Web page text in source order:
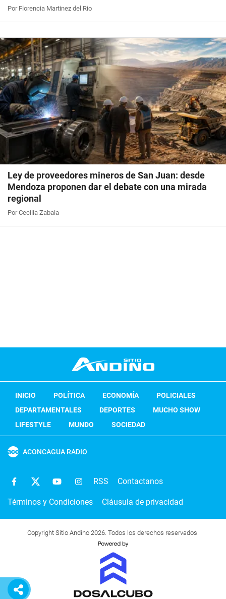
Por Florencia Martinez del Rio
Ley de proveedores mineros de San Juan: desde
Mendoza proponen dar el debate con una mirada
regional
Por Cecilia Zabala
INICIO POLÍTICA ECONOMÍA
POLICIALES
DEPARTAMENTALES
DEPORTES
MUCHO SHOW
LIFESTYLE
MUNDO SOCIEDAD
ACONCAGUA RADIO
RSS Contactanos
Términos y Condiciones Cláusula de privacidad
Copyright Sitio Andino 2026. Todos los derechos reservados.